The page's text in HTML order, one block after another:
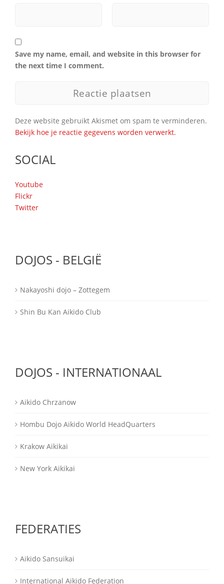
Save my name, email, and website in this browser for
the next time I comment.
Deze website gebruikt Akismet om spam te verminderen.
Bekijk hoe je reactie gegevens worden verwerkt.
SOCIAL
Youtube
Flickr
Twitter
DOJOS - BELGIË
Nakayoshi dojo – Zottegem
Shin Bu Kan Aikido Club
DOJOS - INTERNATIONAAL
Aikido Chrzanow
Hombu Dojo Aikido World HeadQuarters
Krakow Aikikai
New York Aikikai
FEDERATIES
Aikido Sansuikai
International Aikido Federation